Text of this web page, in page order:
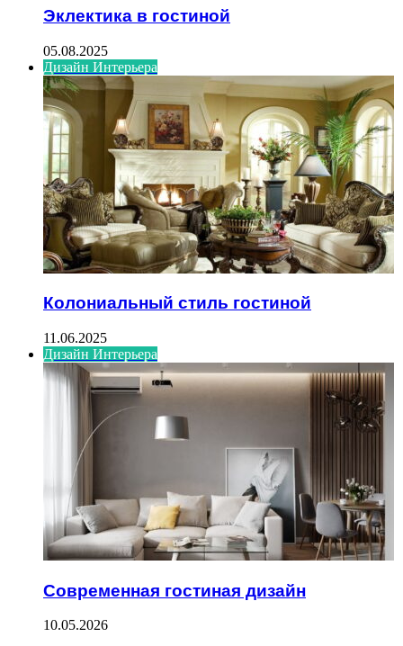
Эклектика в гостиной
05.08.2025
Дизайн Интерьера
Колониальный стиль гостиной
11.06.2025
Дизайн Интерьера
Современная гостиная дизайн
10.05.2026